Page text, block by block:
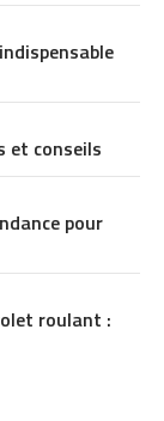
et conseils
pour
roulant :